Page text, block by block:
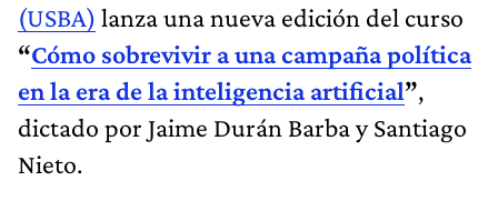
(USBA) lanza una nueva edición del curso
“Cómo sobrevivir a una campaña política
en la era de la inteligencia artificial”,
dictado por Jaime Durán Barba y Santiago
Nieto.